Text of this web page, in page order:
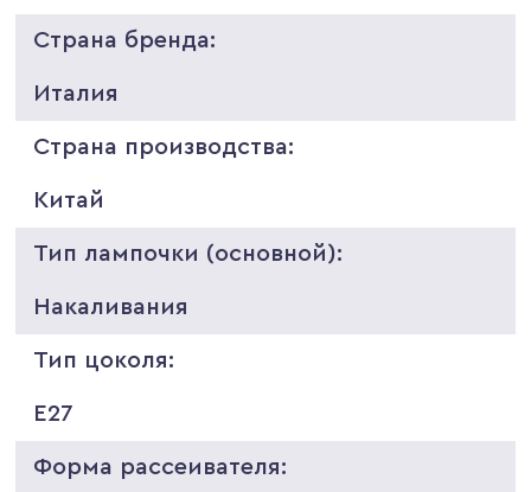
Страна бренда:
Италия
Страна производства:
Китай
Тип лампочки (основной):
Накаливания
Тип цоколя:
E27
Форма рассеивателя: